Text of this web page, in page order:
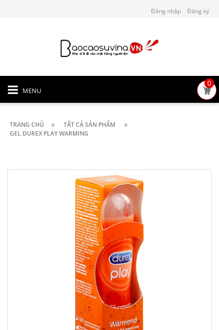
Đăng nhập Đăng ký
MENU
0
TRANG CHỦ
TẤT CẢ SẢN PHẨM
GEL DUREX PLAY WARMING